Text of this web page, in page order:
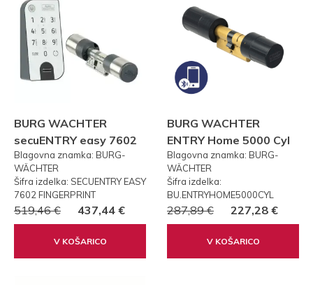
BURG WACHTER
secuENTRY easy 7602
FP PRSTNI ODTIS
Blagovna znamka: BURG-
WÄCHTER
Šifra izdelka: SECUENTRY EASY
7602 FINGERPRINT
519,46 € 437,44 €
V KOŠARICO
BURG WACHTER
ENTRY Home 5000 Cyl
Blagovna znamka: BURG-
WÄCHTER
Šifra izdelka:
BU.ENTRYHOME5000CYL
287,89 € 227,28 €
V KOŠARICO